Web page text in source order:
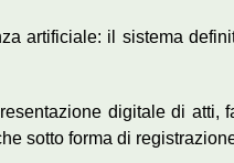
artificiale: il sistema
digitale di
sotto forma di